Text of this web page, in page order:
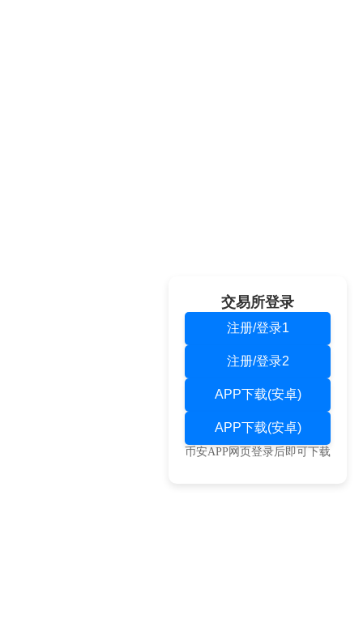
交易所登录
注册/登录1
注册/登录2
APP下载(安卓)
APP下载(安卓)
币安APP网页登录后即可下载